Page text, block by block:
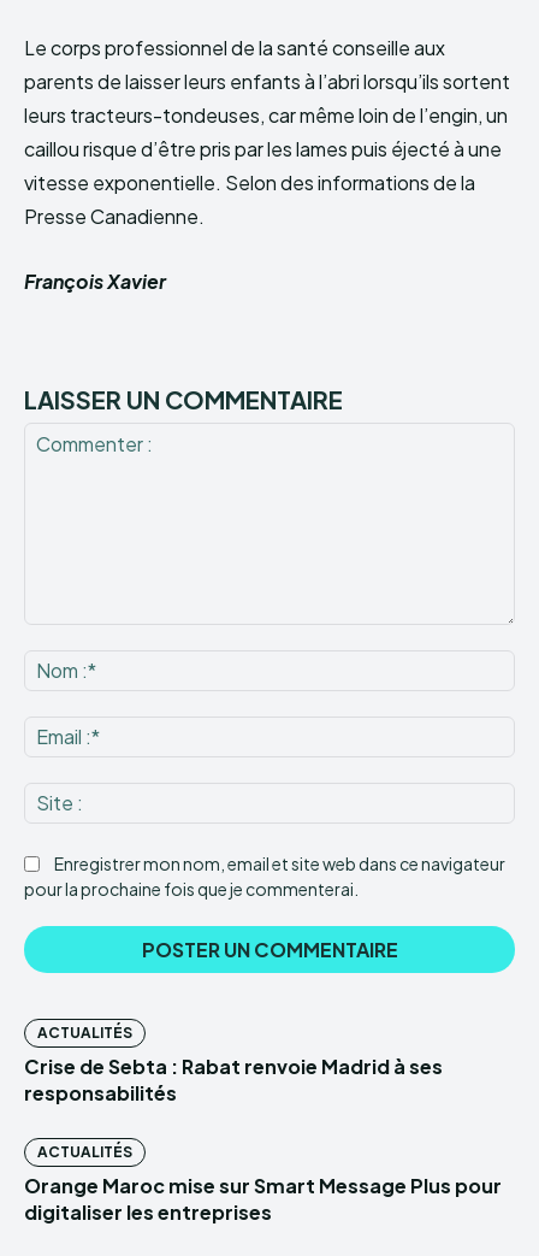
Le corps professionnel de la santé conseille aux
parents de laisser leurs enfants à l’abri lorsqu’ils sortent
leurs tracteurs-tondeuses, car même loin de l’engin, un
caillou risque d’être pris par les lames puis éjecté à une
vitesse exponentielle. Selon des informations de la
Presse Canadienne.
François Xavier
LAISSER UN COMMENTAIRE
:*
:*
:
Enregistrer mon nom, email et site web dans ce navigateur
pour la prochaine fois que je commenterai.
ACTUALITÉS
Crise de Sebta : Rabat renvoie Madrid à ses
responsabilités
ACTUALITÉS
Orange Maroc mise sur Smart Message Plus pour
digitaliser les entreprises